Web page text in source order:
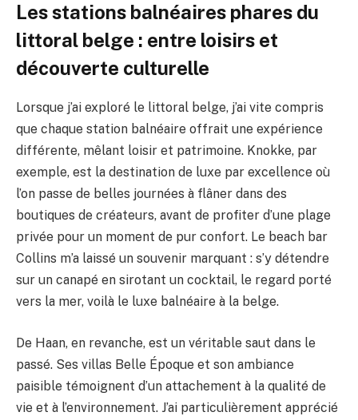
Les stations balnéaires phares du
littoral belge : entre loisirs et
découverte culturelle
Lorsque j’ai exploré le littoral belge, j’ai vite compris
que chaque station balnéaire offrait une expérience
différente, mêlant loisir et patrimoine. Knokke, par
exemple, est la destination de luxe par excellence où
l’on passe de belles journées à flâner dans des
boutiques de créateurs, avant de profiter d’une plage
privée pour un moment de pur confort. Le beach bar
Collins m’a laissé un souvenir marquant : s’y détendre
sur un canapé en sirotant un cocktail, le regard porté
vers la mer, voilà le luxe balnéaire à la belge.
De Haan, en revanche, est un véritable saut dans le
passé. Ses villas Belle Époque et son ambiance
paisible témoignent d’un attachement à la qualité de
vie et à l’environnement. J’ai particulièrement apprécié